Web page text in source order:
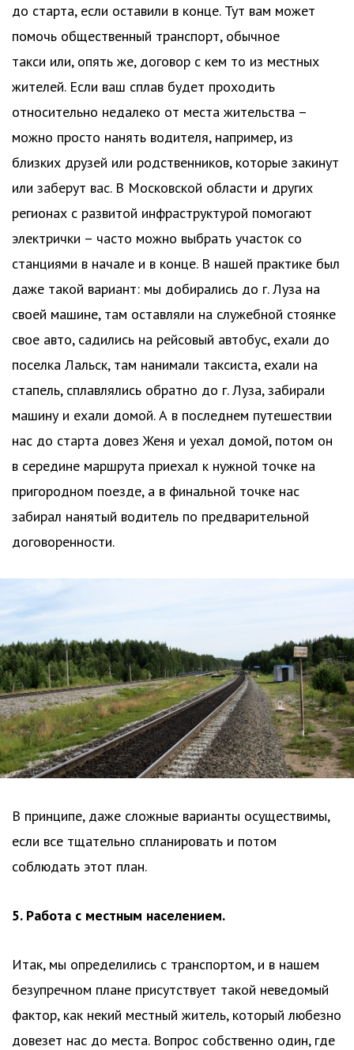
до старта, если оставили в конце. Тут вам может
помочь общественный транспорт, обычное
такси или, опять же, договор с кем то из местных
жителей. Если ваш сплав будет проходить
относительно недалеко от места жительства –
можно просто нанять водителя, например, из
близких друзей или родственников, которые закинут
или заберут вас. В Московской области и других
регионах с развитой инфраструктурой помогают
электрички – часто можно выбрать участок со
станциями в начале и в конце. В нашей практике был
даже такой вариант: мы добирались до г. Луза на
своей машине, там оставляли на служебной стоянке
свое авто, садились на рейсовый автобус, ехали до
поселка Лальск, там нанимали таксиста, ехали на
стапель, сплавлялись обратно до г. Луза, забирали
машину и ехали домой. А в последнем путешествии
нас до старта довез Женя и уехал домой, потом он
в середине маршрута приехал к нужной точке на
пригородном поезде, а в финальной точке нас
забирал нанятый водитель по предварительной
договоренности.
В принципе, даже сложные варианты осуществимы,
если все тщательно спланировать и потом
соблюдать этот план.
5. Работа с местным населением.
Итак, мы определились с транспортом, и в нашем
безупречном плане присутствует такой неведомый
фактор, как некий местный житель, который любезно
довезет нас до места. Вопрос собственно один, где